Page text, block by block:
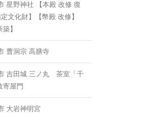
星野神社 【本殿 改修 復
文化財】【幣殿 改修】
築】
曹洞宗 高膳寺
吉田城 三ノ丸 茶室「千
寄屋門
大岩神明宮